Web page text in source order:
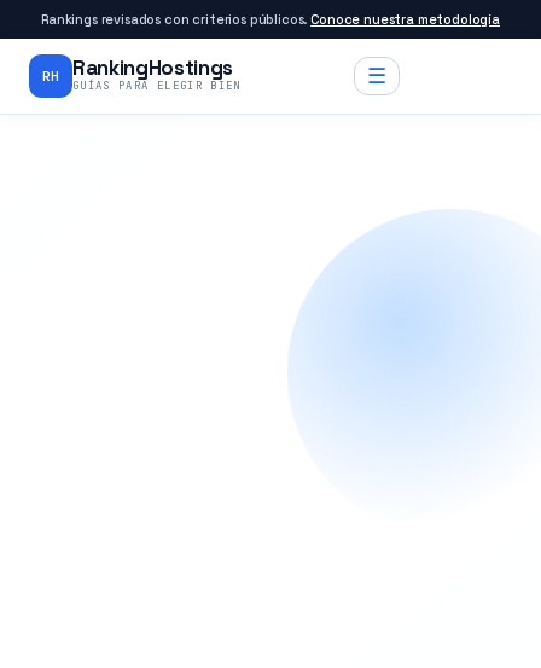
Rankings revisados con criterios públicos.Conoce nuestra metodología
RH RankingHostings
GUÍAS PARA ELEGIR BIEN ☰